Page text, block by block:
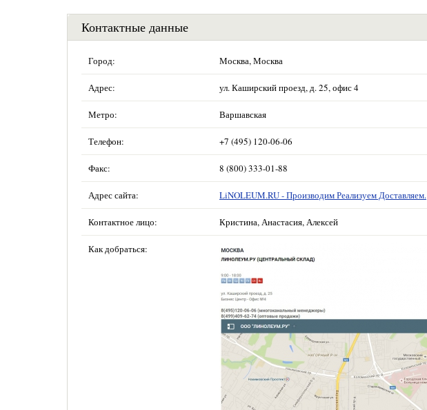
Контактные данные
Город: Москва, Москва
Адрес: ул. Каширский проезд, д. 25, офис 4
Метро: Варшавская
Телефон: +7 (495) 120-06-06
Факс: 8 (800) 333-01-88
Адрес сайта: LiNOLEUM.RU - Производим Реализуем Доставляем.
Контактное лицо: Кристина, Анастасия, Алексей
Как добраться: